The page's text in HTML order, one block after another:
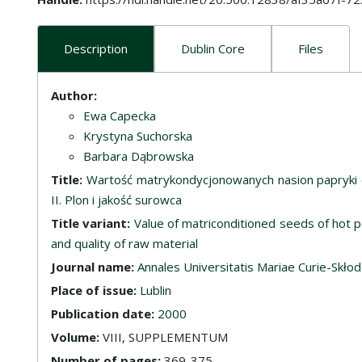
Description Dublin Core Files
Description
Author:
Ewa Capecka
Krystyna Suchorska
Barbara Dąbrowska
Title: Wartość matrykondycjonowanych nasion
II. Plon i jakość surowca
Title variant: Value of matriconditioned seeds of hot
and quality of raw material
Journal name: Annales Universitatis Mariae Curie-
Place of issue: Lublin
Publication date: 2000
Volume: VIII, SUPPLEMENTUM